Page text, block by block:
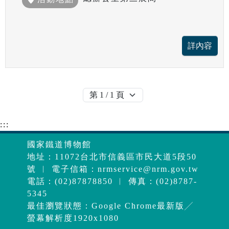
:::
國家鐵道博物館
地址：11072台北市信義區市民大道5段50
號 ︱ 電子信箱： nrmservice@nrm.gov.tw
電話：(02)87878850 ︱ 傳真：(02)8787-
5345
最佳瀏覽狀態：Google Chrome最新版╱
螢幕解析度1920x1080